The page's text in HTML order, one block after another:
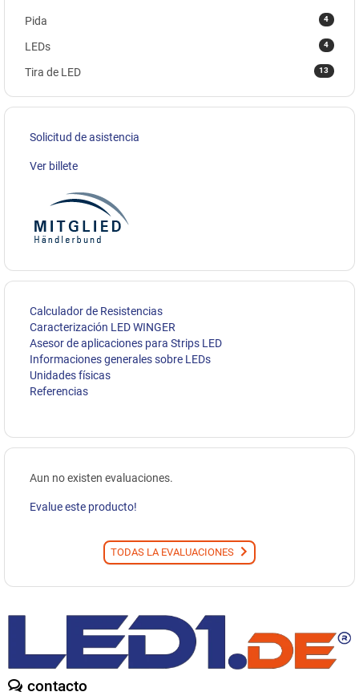
4
Pida
4
LEDs
13
Tira de LED
Solicitud de asistencia
Ver billete
Calculador de Resistencias
Caracterización LED WINGER
Asesor de aplicaciones para Strips LED
Informaciones generales sobre LEDs
Unidades físicas
Referencias
Aun no existen evaluaciones.
Evalue este producto!
TODAS LA EVALUACIONES
contacto